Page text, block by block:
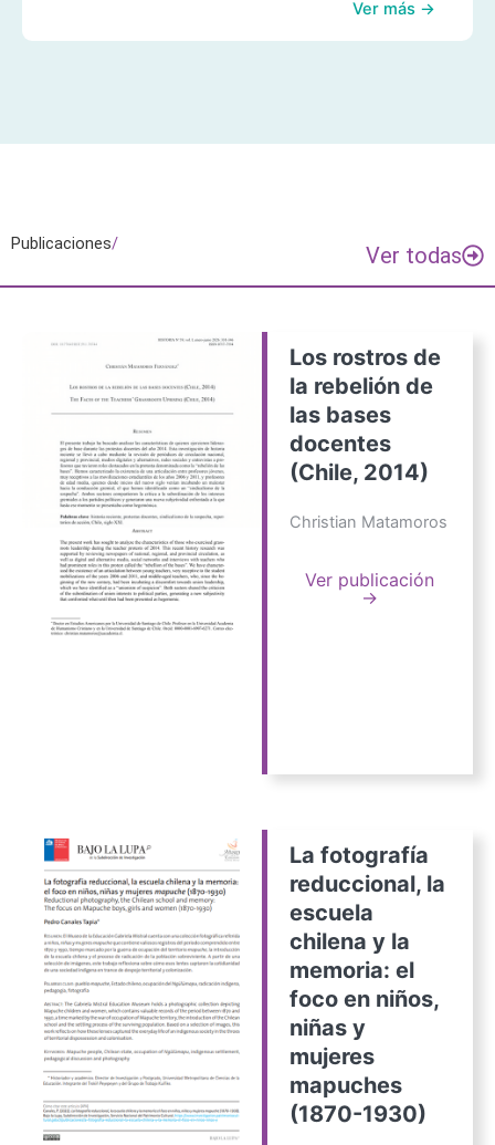
Ver más →
Publicaciones/ Ver todas
Los rostros de
la rebelión de
las bases
docentes
(Chile, 2014)
Christian Matamoros
Ver publicación
→
La fotografía
reduccional, la
escuela
chilena y la
memoria: el
foco en niños,
niñas y
mujeres
mapuches
(1870-1930)